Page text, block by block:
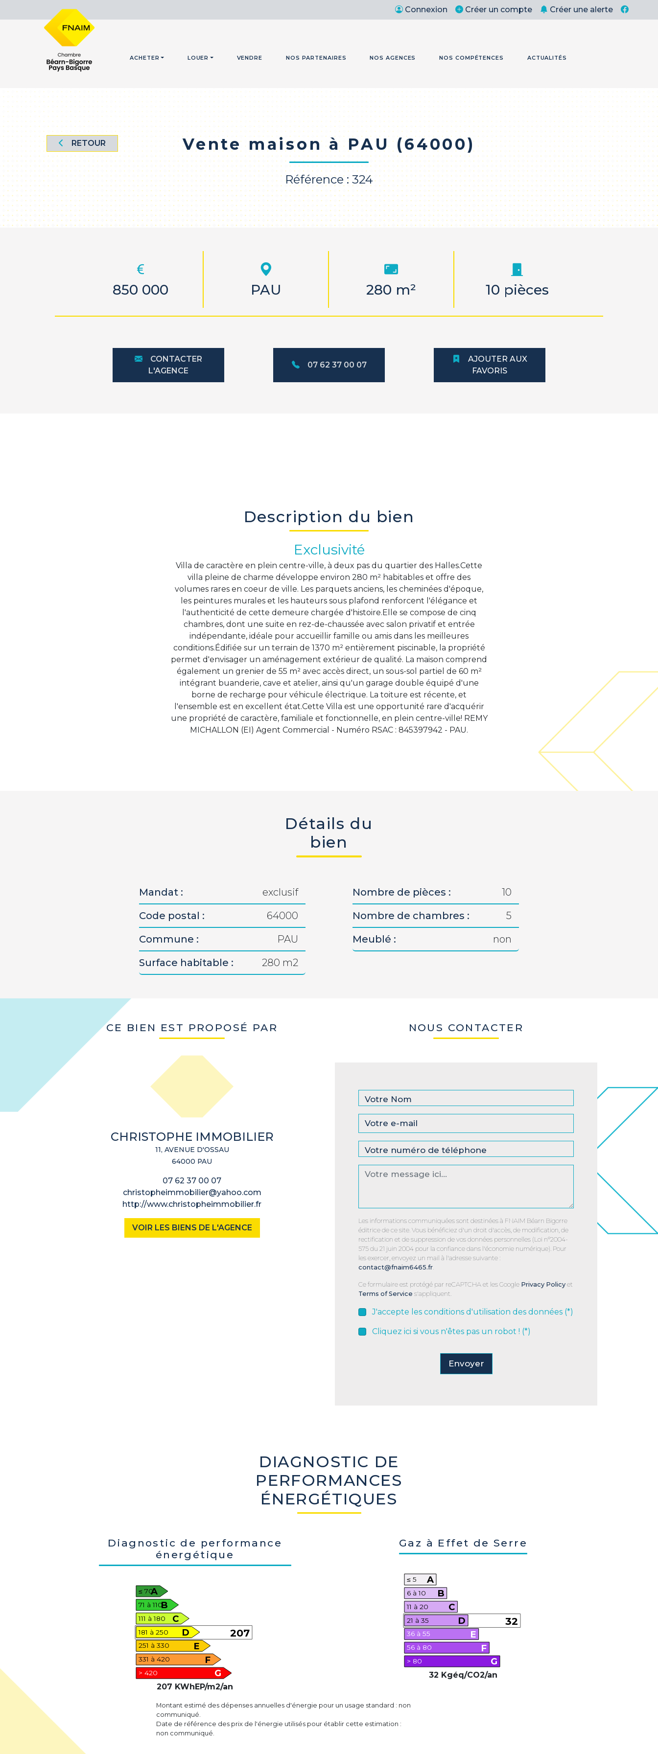
Connexion Créer un compte Créer une alerte
ACHETER LOUER VENDRE NOS PARTENAIRES NOS AGENCES NOS COMPÉTENCES ACTUALITÉS
RETOUR Vente maison à PAU (64000)
Référence : 324
850 000 PAU 280 m² 10 pièces
CONTACTER
L'AGENCE
07 62 37 00 07
AJOUTER AUX
FAVORIS
Description du bien
Exclusivité
Villa de caractère en plein centre-ville, à deux pas du quartier des Halles.Cette
villa pleine de charme développe environ 280 m² habitables et offre des
volumes rares en coeur de ville. Les parquets anciens, les cheminées d'époque,
les peintures murales et les hauteurs sous plafond renforcent l'élégance et
l'authenticité de cette demeure chargée d'histoire.Elle se compose de cinq
chambres, dont une suite en rez-de-chaussée avec salon privatif et entrée
indépendante, idéale pour accueillir famille ou amis dans les meilleures
conditions.Édifiée sur un terrain de 1370 m² entièrement piscinable, la propriété
permet d'envisager un aménagement extérieur de qualité. La maison comprend
également un grenier de 55 m² avec accès direct, un sous-sol partiel de 60 m²
intégrant buanderie, cave et atelier, ainsi qu'un garage double équipé d'une
borne de recharge pour véhicule électrique. La toiture est récente, et
l'ensemble est en excellent état.Cette Villa est une opportunité rare d'acquérir
une propriété de caractère, familiale et fonctionnelle, en plein centre-ville! REMY
MICHALLON (EI) Agent Commercial - Numéro RSAC : 845397942 - PAU.
Détails du
bien
Mandat :
exclusif
Code postal :
64000
Commune :
PAU
Surface habitable :
280 m2
Nombre de pièces :
10
Nombre de chambres :
5
Meublé :
non
CE BIEN EST PROPOSÉ PAR
CHRISTOPHE IMMOBILIER
11, AVENUE D'OSSAU
64000 PAU
07 62 37 00 07
christopheimmobilier@yahoo.com
http://www.christopheimmobilier.fr
VOIR LES BIENS DE L'AGENCE
NOUS CONTACTER
Les informations communiquées sont destinées à FNAIM Béarn Bigorre
éditrice de ce site. Vous bénéficiez d'un droit d'accès, de modification, de
rectification et de suppression de vos données personnelles (Loi n°2004-
575 du 21 juin 2004 pour la confiance dans l'économie numérique). Pour
les exercer, envoyez un mail à l'adresse suivante :
contact@fnaim6465.fr
Ce formulaire est protégé par reCAPTCHA et les Google Privacy Policy et
Terms of Service s'appliquent.
J'accepte les conditions d'utilisation des données (*)
Cliquez ici si vous n'êtes pas un robot ! (*)
Envoyer
DIAGNOSTIC DE
PERFORMANCES
ÉNERGÉTIQUES
Diagnostic de performance
énergétique
A
≤ 70
B
71 à 110
C
111 à 180
207
D
181 à 250
E
251 à 330
F
331 à 420
G
> 420
207 KWhEP/m2/an
Gaz à Effet de Serre
A
≤ 5
B
6 à 10
C
11 à 20
32
D
21 à 35
E
36 à 55
F
56 à 80
G
> 80
32 Kgéq/CO2/an
Montant estimé des dépenses annuelles d'énergie pour un usage standard : non
communiqué.
Date de référence des prix de l'énergie utilisés pour établir cette estimation :
non communiqué.